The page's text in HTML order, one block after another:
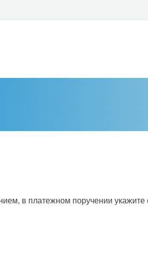
в платежном поручении